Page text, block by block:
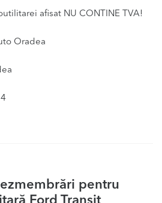
afisat NU CONTINE TVA!
Oradea
pentru